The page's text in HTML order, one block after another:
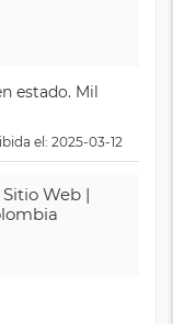
estado. Mil
el: 2025-03-12
Web |